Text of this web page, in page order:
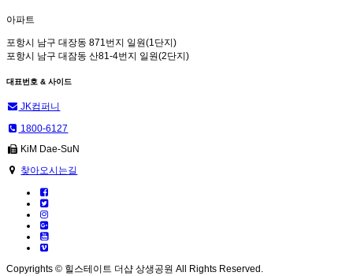
아파트
포항시 남구 대장동 871번지 일원(1단지)
포항시 남구 대잠동 산81-4번지 일원(2단지)
대표번호 & 사이드
JK컴퍼니
1800-6127
KiM Dae-SuN
찾아오시는길
Copyrights © 힐스테이트 더샵 상생공원 All Rights Reserved.